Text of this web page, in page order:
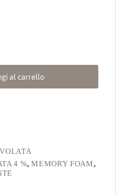
al carrello
4 %,MEMORY FOAM,